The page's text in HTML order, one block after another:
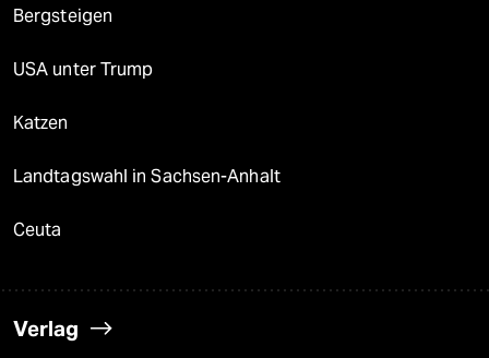
Bergsteigen
USA unter Trump
Katzen
Landtagswahl in Sachsen-Anhalt
Ceuta
Verlag